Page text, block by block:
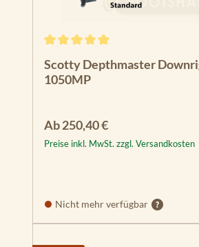
Scotty Depthmaster
1050MP
Regulärer Preis:
Ab250,40 €
Preise inkl. MwSt. zzgl. Versandkosten
Nicht mehr verfügbar